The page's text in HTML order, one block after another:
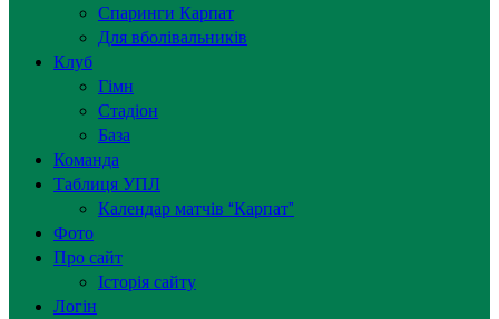
Спаринги Карпат
Для вболівальників
Клуб
Гімн
Стадіон
База
Команда
Таблиця УПЛ
Календар матчів “Карпат”
Фото
Про сайт
Історія сайту
Логін